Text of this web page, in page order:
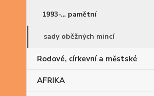
1993-… pamětní
sady oběžných mincí
Rodové, církevní a městské
AFRIKA